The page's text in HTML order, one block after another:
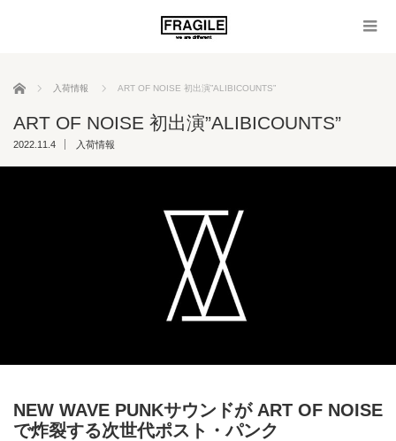
ホーム 入荷情報 ART OF NOISE 初出演”ALIBICOUNTS”
ART OF NOISE 初出演”ALIBICOUNTS”
2022.11.4 入荷情報
NEW WAVE PUNKサウンドが ART OF NOISE
で炸裂する次世代ポスト・パンク